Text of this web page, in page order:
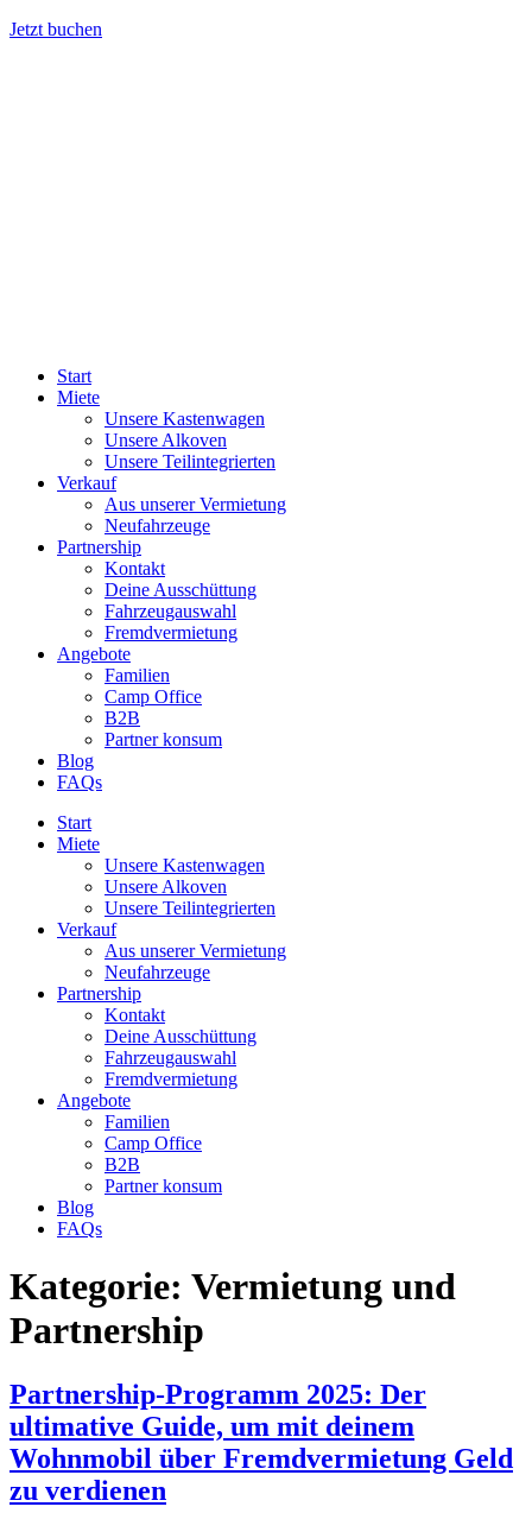
Jetzt buchen
Start
Miete
Unsere Kastenwagen
Unsere Alkoven
Unsere Teilintegrierten
Verkauf
Aus unserer Vermietung
Neufahrzeuge
Partnership
Kontakt
Deine Ausschüttung
Fahrzeugauswahl
Fremdvermietung
Angebote
Familien
Camp Office
B2B
Partner konsum
Blog
FAQs
Start
Miete
Unsere Kastenwagen
Unsere Alkoven
Unsere Teilintegrierten
Verkauf
Aus unserer Vermietung
Neufahrzeuge
Partnership
Kontakt
Deine Ausschüttung
Fahrzeugauswahl
Fremdvermietung
Angebote
Familien
Camp Office
B2B
Partner konsum
Blog
FAQs
Kategorie: Vermietung und
Partnership
Partnership-Programm 2025: Der
ultimative Guide, um mit deinem
Wohnmobil über Fremdvermietung Geld
zu verdienen